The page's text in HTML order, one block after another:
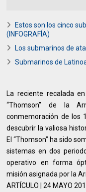
Estos son los cinco
(INFOGRAFÍA)
Los submarinos de
Submarinos de
La reciente recalada
“Thomson” de la
conmemoración de los
descubrir la valiosa
El “Thomson” ha sido
sistemas en dos
operativo en forma
misión asignada por la
ARTÍCULO | 24 MAYO